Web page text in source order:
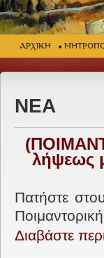
ΑΡΧΙΚΗ
ΝΕΑ
λήψεως
Πατήστε
Διαβάστε